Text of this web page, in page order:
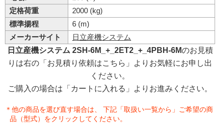
定格荷重
2000 (kg)
標準揚程
6 (m)
メーカーサイト
日立産機システム
日立産機システム 2SH-6M_+_2ET2_+_4PBH-6Mのお見積
りは右の「お見積り依頼はこちら」よりお気軽にお申し出
ください。
ご購入の場合は「カートに入れる」よりお進みください。
＊他の商品を選び直す場合は、 下記「取扱い一覧から」ご希望の商
品（型式）をクリックしてください。